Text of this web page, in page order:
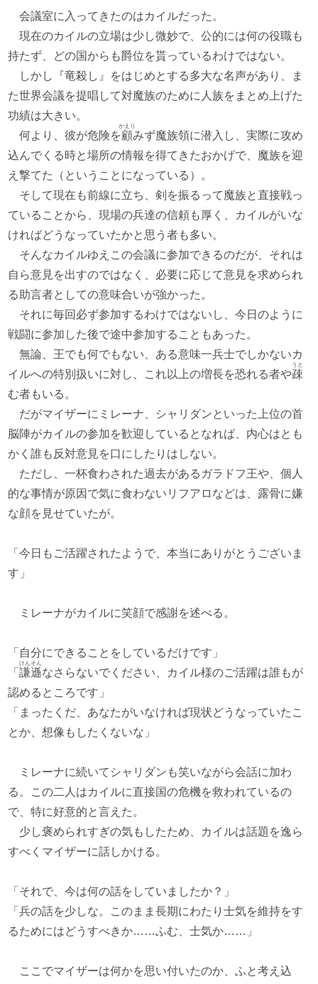
会議室に入ってきたのはカイルだった。
現在のカイルの立場は少し微妙で、公的には何の役職も
持たず、どの国からも爵位を貰っているわけではない。
しかし『竜殺し』をはじめとする多大な名声があり、ま
た世界会議を提唱して対魔族のために人族をまとめ上げた
功績は大きい。
何より、彼が危険を顧
かえり
みず魔族領に潜入し、実際に攻め
込んでくる時と場所の情報を得てきたおかげで、魔族を迎
え撃てた（ということになっている）。
そして現在も前線に立ち、剣を振るって魔族と直接戦っ
ていることから、現場の兵達の信頼も厚く、カイルがいな
ければどうなっていたかと思う者も多い。
そんなカイルゆえこの会議に参加できるのだが、それは
自ら意見を出すのではなく、必要に応じて意見を求められ
る助言者としての意味合いが強かった。
それに毎回必ず参加するわけではないし、今日のように
戦闘に参加した後で途中参加することもあった。
無論、王でも何でもない、ある意味一兵士でしかないカ
イルへの特別扱いに対し、これ以上の増長を恐れる者や疎
うと
む者もいる。
だがマイザーにミレーナ、シャリダンといった上位の首
脳陣がカイルの参加を歓迎しているとなれば、内心はとも
かく誰も反対意見を口にしたりはしない。
ただし、一杯食わされた過去があるガラドフ王や、個人
的な事情が原因で気に食わないリフアロなどは、露骨に嫌
な顔を見せていたが。
「今日もご活躍されたようで、本当にありがとうございま
す」
ミレーナがカイルに笑顔で感謝を述べる。
「自分にできることをしているだけです」
「謙遜
けんそん
なさらないでください、カイル様のご活躍は誰もが
認めるところです」
「まったくだ、あなたがいなければ現状どうなっていたこ
とか、想像もしたくないな」
ミレーナに続いてシャリダンも笑いながら会話に加わ
る。この二人はカイルに直接国の危機を救われているの
で、特に好意的と言えた。
少し褒められすぎの気もしたため、カイルは話題を逸ら
すべくマイザーに話しかける。
「それで、今は何の話をしていましたか？」
「兵の話を少しな。このまま長期にわたり士気を維持をす
るためにはどうすべきか……ふむ、士気か……」
ここでマイザーは何かを思い付いたのか、ふと考え込